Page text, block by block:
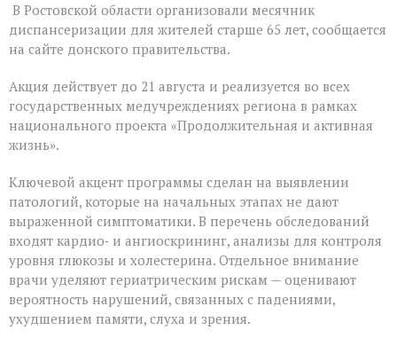
Дону
проходит
месячник
людей
«серебряного»
возраста
В Ростовской области организовали месячник
диспансеризации для жителей старше 65 лет, сообщается
на сайте донского правительства.
Акция действует до 21 августа и реализуется во всех
государственных медучреждениях региона в рамках
национального проекта «Продолжительная и активная
жизнь».
Ключевой акцент программы сделан на выявлении
патологий, которые на начальных этапах не дают
выраженной симптоматики. В перечень обследований
входят кардио‑ и ангиоскрининг, анализы для контроля
уровня глюкозы и холестерина. Отдельное внимание
врачи уделяют гериатрическим рискам — оценивают
вероятность нарушений, связанных с падениями,
ухудшением памяти, слуха и зрения.